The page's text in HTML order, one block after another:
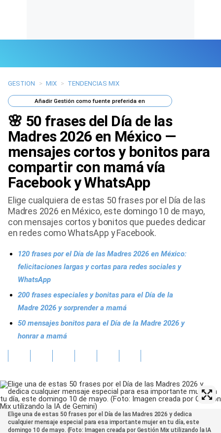
Últimas Noticias
Mi Bolsillo
Respuestas
Gente
Vida Laboral
Tendencias Mix
Sports
GESTION > MIX > TENDENCIAS MIX
AñadirGestión como fuente preferida en
🌸 50 frases del Día de las
Madres 2026 en México —
mensajes cortos y bonitos para
compartir con mamá vía
Facebook y WhatsApp
Elige cualquiera de estas 50 frases por el Día de las
Madres 2026 en México, este domingo 10 de mayo,
con mensajes cortos y bonitos que puedes dedicar
en redes como WhatsApp y Facebook.
120 frases por el Día de las Madres 2026 en México:
felicitaciones largas y cortas para redes sociales y
WhatsApp
200 frases especiales y bonitas para el Día de la
Madre 2026 y sorprender a mamá
50 mensajes bonitos para el Día de la Madre 2026 y
honrar a mamá
Elige una de estas 50 frases por el Día de las Madres 2026 y dedica
cualquier mensaje especial para esa importante mujer en tu día, este
domingo 10 de mayo. (Foto: Imagen creada por Gestión Mix utilizando la IA